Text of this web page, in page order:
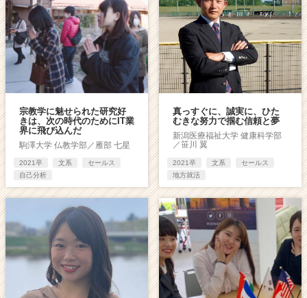
宗教学に魅せられた研究好
きは、次の時代のためにIT業
界に飛び込んだ
駒澤大学 仏教学部／雁部 七星
2021卒 文系
セールス
自己分析
真っすぐに、誠実に、ひた
むきな努力で掴む信頼と夢
新潟医療福祉大学 健康科学部
／笹川 翼
2021卒 文系
セールス
地方就活